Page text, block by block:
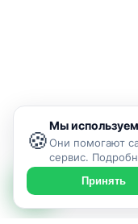
🍪
Мы
Они помогают
сервис.
Принять